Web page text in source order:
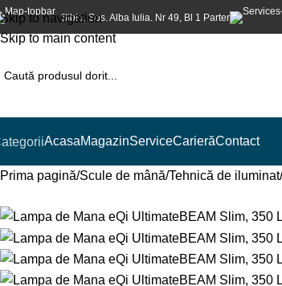
Skip to navigation
Skip to main content
Sibiu, Sos. Alba Iulia. Nr 49, Bl 1 Parter
AcasaMagazinServiceCarierăContact
Prima pagină Scule de mână Tehnică de iluminat